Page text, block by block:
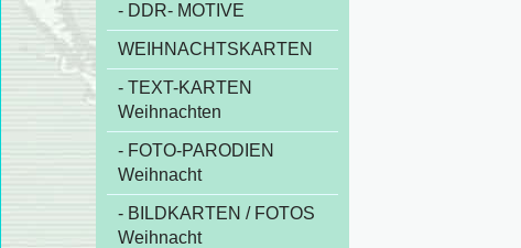
- DDR- MOTIVE
WEIHNACHTSKARTEN
- TEXT-KARTEN
Weihnachten
- FOTO-PARODIEN
Weihnacht
- BILDKARTEN / FOTOS
Weihnacht